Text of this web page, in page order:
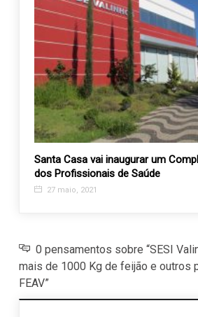
Santa Casa vai inaugurar um
dos Profissionais de Saúde
27 maio, 2021
0 pensamentos sobre “SESI
mais de 1000 Kg de feijão e outros
FEAV”